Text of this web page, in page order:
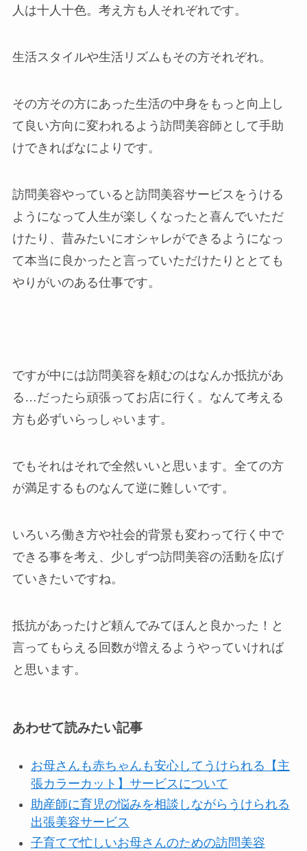
人は十人十色。考え方も人それぞれです。
生活スタイルや生活リズムもその方それぞれ。
その方その方にあった生活の中身をもっと向上し
て良い方向に変われるよう訪問美容師として手助
けできればなによりです。
訪問美容やっていると訪問美容サービスをうける
ようになって人生が楽しくなったと喜んでいただ
けたり、昔みたいにオシャレができるようになっ
て本当に良かったと言っていただけたりととても
やりがいのある仕事です。
ですが中には訪問美容を頼むのはなんか抵抗があ
る…だったら頑張ってお店に行く。なんて考える
方も必ずいらっしゃいます。
でもそれはそれで全然いいと思います。全ての方
が満足するものなんて逆に難しいです。
いろいろ働き方や社会的背景も変わって行く中で
できる事を考え、少しずつ訪問美容の活動を広げ
ていきたいですね。
抵抗があったけど頼んでみてほんと良かった！と
言ってもらえる回数が増えるようやっていければ
と思います。
あわせて読みたい記事
お母さんも赤ちゃんも安心してうけられる【主
張カラーカット】サービスについて
助産師に育児の悩みを相談しながらうけられる
出張美容サービス
子育てで忙しいお母さんのための訪問美容